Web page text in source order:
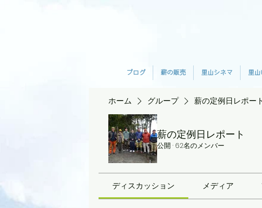
ブログ 薪の販売 里山シネマ 里
ホーム グループ 薪の定例日レポート
薪の定例日レポート
公開 · 62名のメンバー
ディスカッション メディア